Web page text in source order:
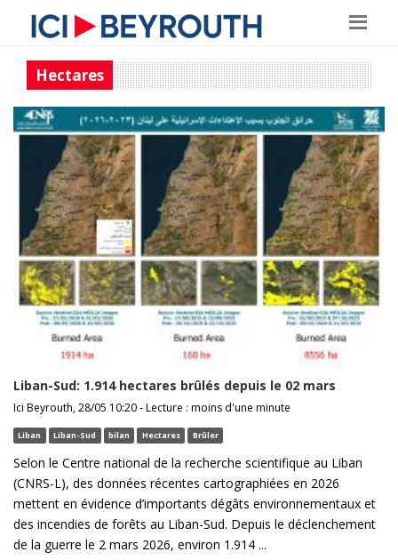
Hectares
Liban-Sud: 1.914 hectares brûlés depuis le 02 mars
Ici Beyrouth, 28/05 10:20 - Lecture : moins d'une minute
Liban Liban-Sud bilan Hectares Brûler
Selon le Centre national de la recherche scientifique au Liban
(CNRS-L), des données récentes cartographiées en 2026
mettent en évidence d’importants dégâts environnementaux et
des incendies de forêts au Liban-Sud. Depuis le déclenchement
de la guerre le 2 mars 2026, environ 1.914 ...